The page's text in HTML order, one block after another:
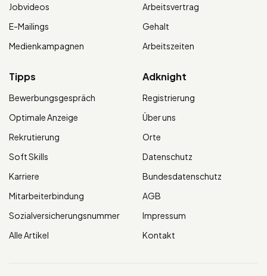
Jobvideos
E-Mailings
Medienkampagnen
Arbeitsvertrag
Gehalt
Arbeitszeiten
Tipps
Bewerbungsgespräch
Optimale Anzeige
Rekrutierung
Soft Skills
Karriere
Mitarbeiterbindung
Sozialversicherungsnummer
Alle Artikel
Adknight
Registrierung
Über uns
Orte
Datenschutz
Bundesdatenschutz
AGB
Impressum
Kontakt